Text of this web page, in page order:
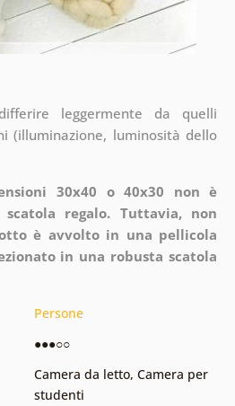
leggermente da quelli
(illuminazione, luminosità dello
30x40 o 40x30 non è
regalo. Tuttavia, non
è avvolto in una pellicola
in una robusta scatola
Persone
●●●○○
Camera da letto, Camera per
studenti